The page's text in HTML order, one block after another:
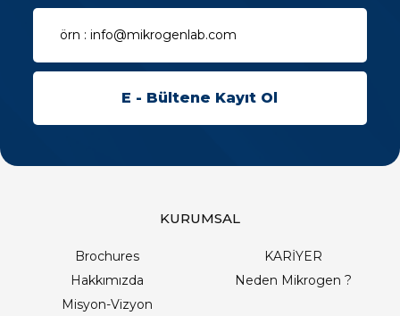
KURUMSAL
Brochures
KARİYER
Hakkımızda
Neden Mikrogen ?
Misyon-Vizyon